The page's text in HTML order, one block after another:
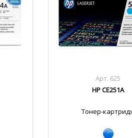
Арт. 625
HP CE251A
Тонер-